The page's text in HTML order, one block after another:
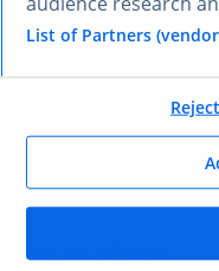
respuestas en
cualquier idioma y
su lengua, en pocos
Hacerle una
SUS VENTAJAS
List of Partners